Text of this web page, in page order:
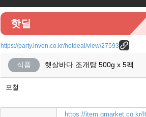
핫딜
https://party.inven.co.kr/hotdeal/view/27593
식품 햇살바다 조개탕 500g x 5팩
포철
https://item.gmarket.co.kr/